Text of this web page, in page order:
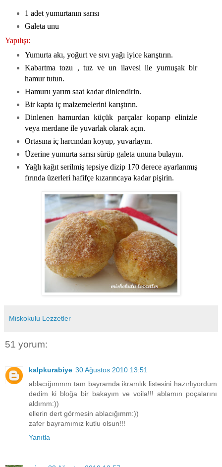
1 adet yumurtanın sarısı
Galeta unu
Yapılışı:
Yumurta akı, yoğurt ve sıvı yağı iyice karıştırın.
Kabartma tozu , tuz ve un ilavesi ile yumuşak bir
hamur tutun.
Hamuru yarım saat kadar dinlendirin.
Bir kapta iç malzemelerini karıştırın.
Dinlenen hamurdan küçük parçalar koparıp elinizle
veya merdane ile yuvarlak olarak açın.
Ortasına iç harcından koyup, yuvarlayın.
Üzerine yumurta sarısı sürüp galeta ununa bulayın.
Yağlı kağıt serilmiş tepsiye dizip 170 derece ayarlanmış
fırında üzerleri hafifçe kızarıncaya kadar pişirin.
Miskokulu Lezzetler
51 yorum:
kalpkurabiye 30 Ağustos 2010 13:51
ablacığımmm tam bayramda ikramlık listesini hazırlıyordum
dedim ki bloğa bir bakayım ve voila!!! ablamın poçalarını
aldımm:))
ellerin dert görmesin ablacığımm:))
zafer bayramımız kutlu olsun!!!
Yanıtla